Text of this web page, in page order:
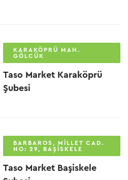
KARAKÖPRÜ MAH.
GÖLCÜK
Taso Market Karaköprü
Şubesi
BARBAROS, MILLET CAD.
NO: 29, BAŞISKELE
Taso Market Başiskele